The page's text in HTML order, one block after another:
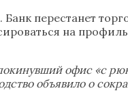
перестанет
на
офис «с
объявило о